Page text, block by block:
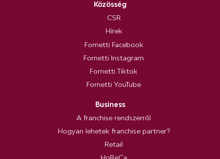
Közösség
CSR
Hírek
Fornetti Facebook
Fornetti Instagram
Fornetti Tiktok
Fornetti YouTube
Business
A franchise rendszerről
Hogyan lehetek franchise partner?
Retail